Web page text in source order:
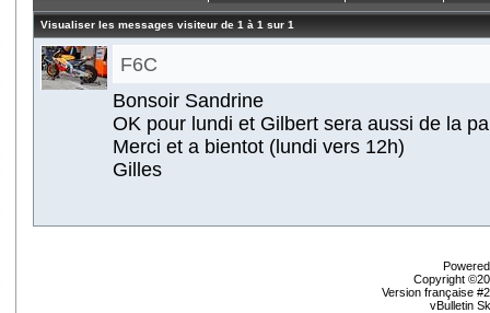
Visualiser les messages visiteur de 1 à 1 sur 1
F6C
Bonsoir Sandrine
OK pour lundi et Gilbert sera aussi de la
Merci et a bientot (lundi vers 12h)
Gilles
Copyright
Version française
vBulletin